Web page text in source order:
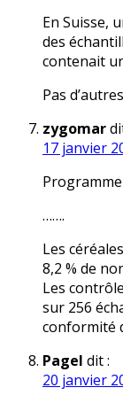
En Suisse,
des
contenait
Pas
zygomar
17 janvier
Programme
…….
Les
8,2 % de
Les
sur 256
conformité
Pagel dit :
20 janvier